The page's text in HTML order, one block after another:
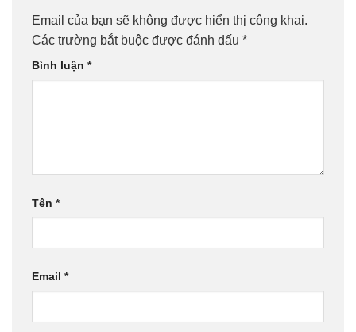
Email của bạn sẽ không được hiển thị công khai.
Các trường bắt buộc được đánh dấu *
Bình luận *
Tên *
Email *